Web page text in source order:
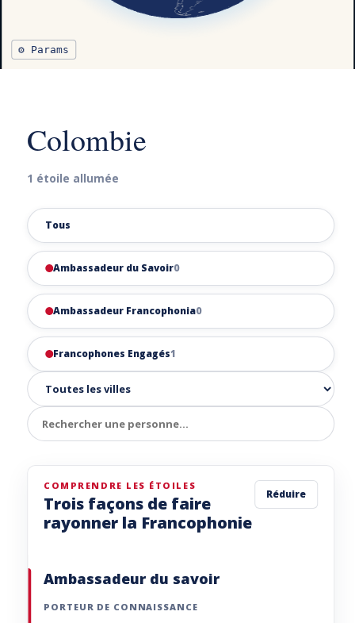
⚙ Params
Colombie
1 étoile allumée
Tous
Ambassadeur du Savoir0
Ambassadeur Francophonia0
Francophones Engagés1
COMPRENDRE LES ÉTOILES
Trois façons de faire
rayonner la Francophonie
Réduire
Ambassadeur du savoir
PORTEUR DE CONNAISSANCE